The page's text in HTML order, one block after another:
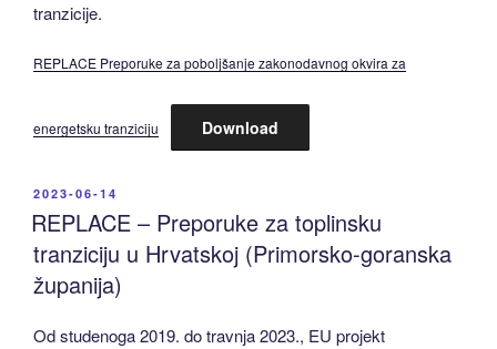
tranzicije.
REPLACE Preporuke za poboljšanje zakonodavnog okvira za
energetsku tranziciju Download
POSTED
ON
2023-06-14
REPLACE – Preporuke za toplinsku
tranziciju u Hrvatskoj (Primorsko-goranska
županija)
Od studenoga 2019. do travnja 2023., EU projekt